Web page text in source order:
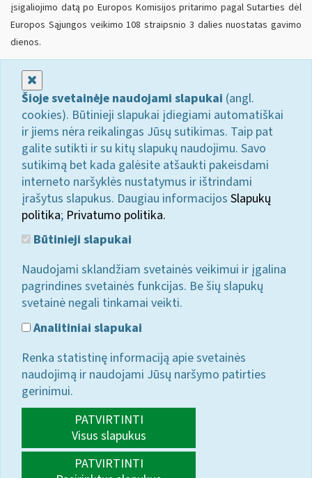
įsigaliojimo datą po Europos Komisijos pritarimo pagal Sutarties dėl
Europos Sąjungos veikimo 108 straipsnio 3 dalies nuostatas gavimo
dienos.
Šioje svetainėje naudojami slapukai (angl.
cookies). Būtinieji slapukai įdiegiami automatiškai
ir jiems nėra reikalingas Jūsų sutikimas. Taip pat
galite sutikti ir su kitų slapukų naudojimu. Savo
sutikimą bet kada galėsite atšaukti pakeisdami
interneto naršyklės nustatymus ir ištrindami
įrašytus slapukus. Daugiau informacijos Slapukų
politika; Privatumo politika.
Būtinieji slapukai
Naudojami sklandžiam svetainės veikimui ir įgalina
pagrindines svetainės funkcijas. Be šių slapukų
svetainė negali tinkamai veikti.
Analitiniai slapukai
Renka statistinę informaciją apie svetainės
naudojimą ir naudojami Jūsų naršymo patirties
gerinimui.
PATVIRTINTI
Visus slapukus
PATVIRTINTI